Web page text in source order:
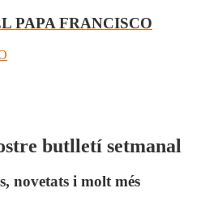
PAPA FRANCISCO
butlletí setmanal
novetats i molt més